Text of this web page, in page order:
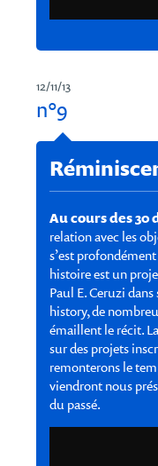
12/11/13
n°9
Au cours des
relation avec les
s’est
histoire est un
Paul E. Ceruzi
history, de
émaillent le récit.
sur des projets
remonterons le
viendront nous
du passé.